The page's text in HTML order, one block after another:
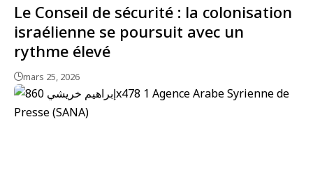
Le Conseil de sécurité : la colonisation
israélienne se poursuit avec un
rythme élevé
mars 25, 2026